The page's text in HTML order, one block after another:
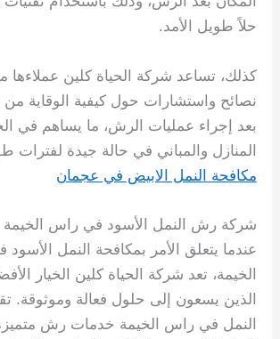
حلاً طويل الأمد.
كذلك، تساعد شركة الحياة كلين عملاءها
نصائح واستشارات حول كيفية الوقاية من
بعد إجراء عمليات الرش، ما يساهم في
المنازل والمباني في حالة جيدة لفترات
مكافحة النمل الابيض في عجمان
شركة رش النمل الأسود في راس الخيمة
عندما يتعلق الأمر بمكافحة النمل
الخيمة، تعد شركة الحياة كلين الخيار
الذين يسعون إلى حلول فعالة وموثوقة.
النمل في راس الخيمة خدمات رش